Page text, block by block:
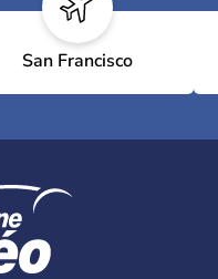
San Francisco